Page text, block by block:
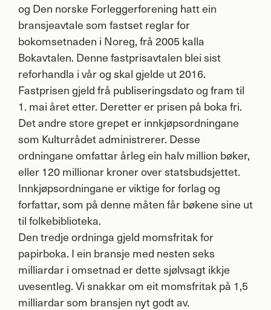
og Den norske Forleggerforening hatt ein
bransjeavtale som fastset reglar for
bokomsetnaden i Noreg, frå 2005 kalla
Bokavtalen. Denne fastprisavtalen blei sist
reforhandla i vår og skal gjelde ut 2016.
Fastprisen gjeld frå publiseringsdato og fram til
1. mai året etter. Deretter er prisen på boka fri.
Det andre store grepet er innkjøpsordningane
som Kulturrådet administrerer. Desse
ordningane omfattar årleg ein halv million bøker,
eller 120 millionar kroner over statsbudsjettet.
Innkjøpsordningane er viktige for forlag og
forfattar, som på denne måten får bøkene sine ut
til folkebiblioteka.
Den tredje ordninga gjeld momsfritak for
papirboka. I ein bransje med nesten seks
milliardar i omsetnad er dette sjølvsagt ikkje
uvesentleg. Vi snakkar om eit momsfritak på 1,5
milliardar som bransjen nyt godt av.